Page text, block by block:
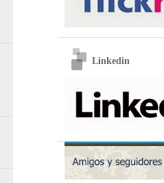
Linkedin